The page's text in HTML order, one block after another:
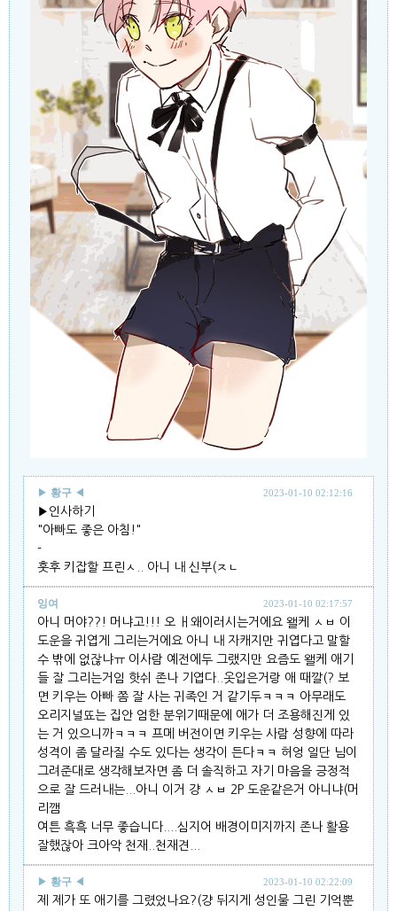
▶ 황구 ◀ 2023-01-10 02:12:16
▶인사하기
"아빠도 좋은 아침!"
-
훗후 키잡할 프린ㅅ.. 아니 내 신부(ㅈㄴ
잉여 2023-01-10 02:17:57
아니 머야??! 머냐고!!! 오 ㅐ왜이러시는거에요 왤케 ㅅㅂ 이
도운을 귀엽게 그리는거에요 아니 내 자캐지만 귀엽다고 말할
수 밖에 없잖냐ㅠ 이사람 예전에두 그랬지만 요즘도 왤케 애기
들 잘 그리는거임 핫쉬 존나 기엽다..옷입은거랑 애 때깔(? 보
면 키우는 아빠 쫌 잘 사는 귀족인 거 같기두ㅋㅋㅋ 아무래도
오리지널뚀는 집안 엄한 분위기때문에 애가 더 조용해진게 있
는 거 있으니까ㅋㅋㅋ 프메 버전이면 키우는 사람 성향에 따라
성격이 좀 달라질 수도 있다는 생각이 든다ㅋㅋ 허엉 일단 님이
그려준대로 생각해보자면 좀 더 솔직하고 자기 마음을 긍정적
으로 잘 드러내는...아니 이거 걍 ㅅㅂ 2P 도운같은거 아니냐(머
리깸
여튼 흑흑 너무 좋습니다....심지어 배경이미지까지 존나 활용
잘했잖아 크아악 천재..천재견...
▶ 황구 ◀ 2023-01-10 02:22:09
제 제가 또 애기를 그렸었나요?(걍 뒤지게 성인물 그린 기억뿐